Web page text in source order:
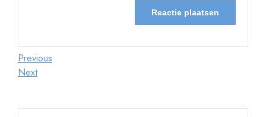
Berichtnavigatie
Previous
Post
Previous
Next
Next